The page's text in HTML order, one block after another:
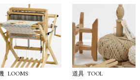
LOOMS 道具 TOOL